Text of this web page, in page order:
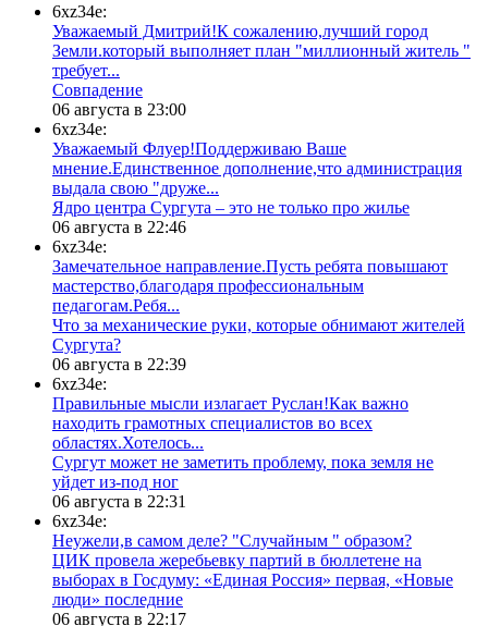
6xz34e:
Уважаемый Дмитрий!К сожалению,лучший город
Земли.который выполняет план "миллионный житель "
требует...
​Совпадение
06 августа в 23:00
6xz34e:
Уважаемый Флуер!Поддерживаю Ваше
мнение.Единственное дополнение,что администрация
выдала свою "друже...
​Ядро центра Сургута ‒ это не только про жилье
06 августа в 22:46
6xz34e:
Замечательное направление.Пусть ребята повышают
мастерство,благодаря профессиональным
педагогам.Ребя...
​Что за механические руки, которые обнимают жителей
Сургута?
06 августа в 22:39
6xz34e:
Правильные мысли излагает Руслан!Как важно
находить грамотных специалистов во всех
областях.Хотелось...
Сургут может не заметить проблему, пока земля не
уйдет из-под ног
06 августа в 22:31
6xz34e:
Неужели,в самом деле? "Случайным " образом?
ЦИК провела жеребьевку партий в бюллетене на
выборах в Госдуму: «Единая Россия» первая, «Новые
люди» последние
06 августа в 22:17